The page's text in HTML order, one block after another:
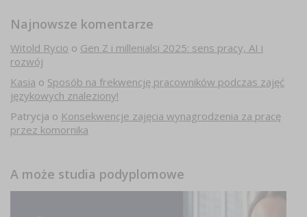
Najnowsze komentarze
Witold Rycio o Gen Z i millenialsi 2025: sens pracy, AI i
rozwój
Kasia o Sposób na frekwencję pracowników podczas zajęć
językowych znaleziony!
Patrycja o Konsekwencje zajęcia wynagrodzenia za pracę
przez komornika
A może studia podyplomowe